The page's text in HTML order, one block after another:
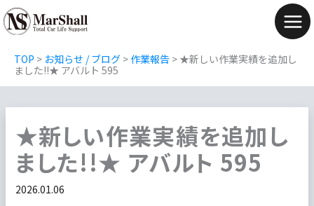
内
容
キ
ッ
TOP > お知らせ / ブログ > 作業報告 > ★新しい作業実績を追加し
ました!!★ アバルト 595
★新しい作業実績を追加し
ました!!★ アバルト 595
2026.01.06